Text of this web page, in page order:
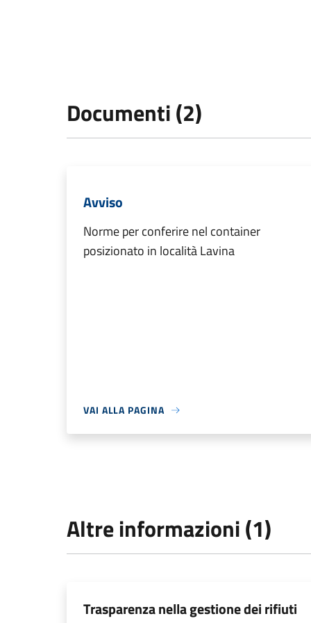
Documenti (2)
Avviso
Norme per conferire nel container
posizionato in località Lavina
VAI ALLA PAGINA
Altre informazioni (1)
Trasparenza nella gestione dei rifiuti